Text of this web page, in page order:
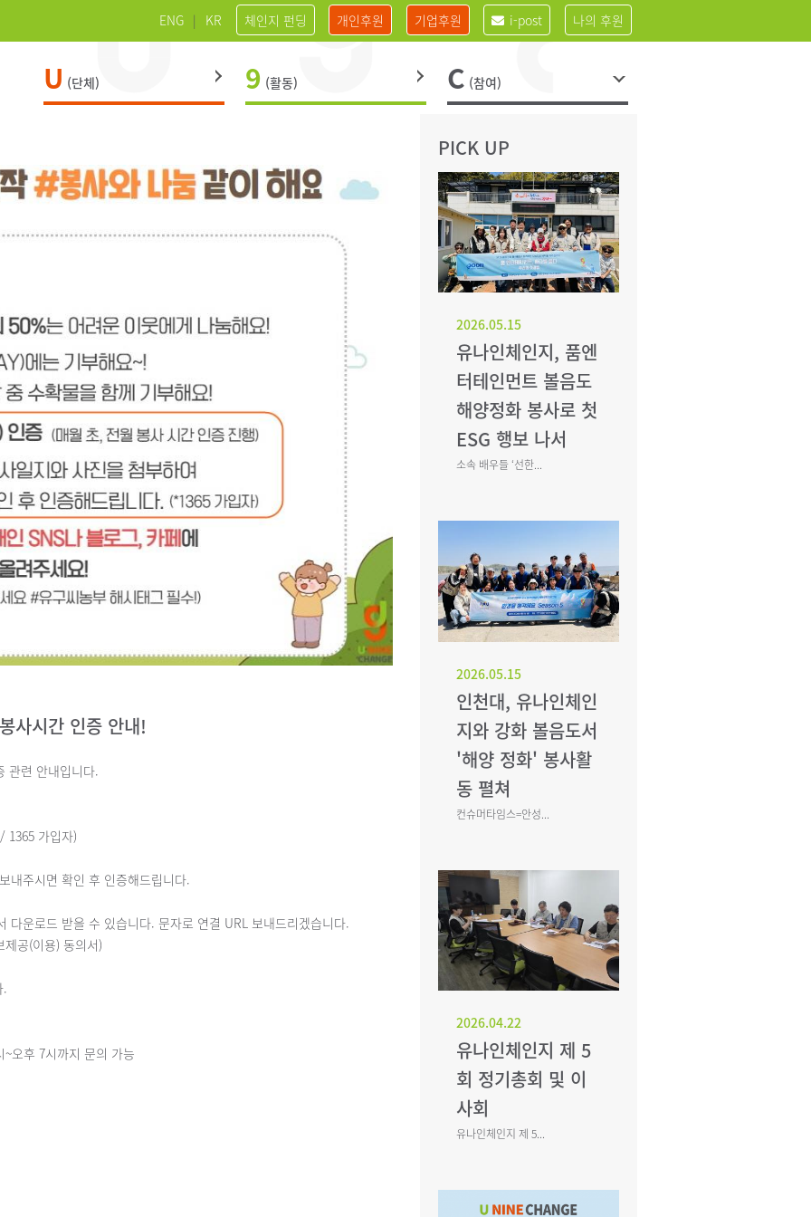
ENG | KR 체인지 펀딩 개인후원 기업후원 i-post 나의 후원
U (단체) 9 (활동) C (참여)
사시간 인증 안내!
관련 안내입니다.
1365 가입자)
내주시면 확인 후 인증해드립니다.
운로드 받을 수 있습니다. 문자로 연결 URL 보내드리겠습니다.
공(이용) 동의서)
.
오후 7시까지 문의 가능
PICK UP
2026.05.15
유나인체인지, 품엔
터테인먼트 볼음도
해양정화 봉사로 첫
ESG 행보 나서
소속 배우들 ‘선한...
2026.05.15
인천대, 유나인체인
지와 강화 볼음도서
'해양 정화' 봉사활
동 펼쳐
컨슈머타임스=안성...
2026.04.22
유나인체인지 제 5
회 정기총회 및 이
사회
유나인체인지 제 5...